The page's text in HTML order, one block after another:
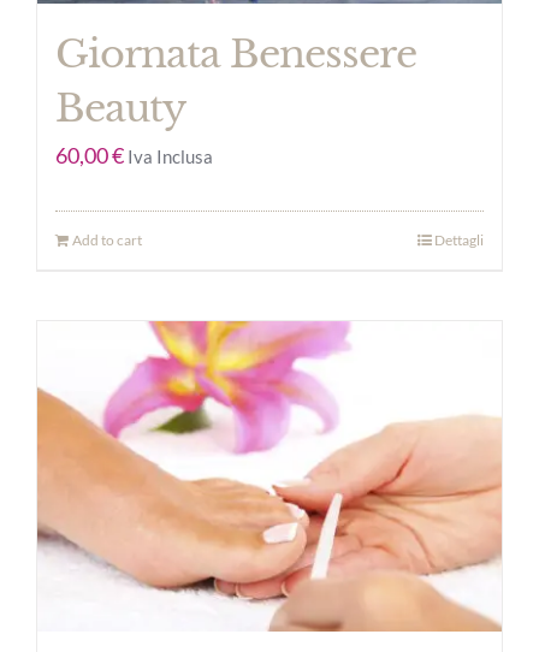
Giornata Benessere
Beauty
60,00€ Iva Inclusa
Add to cart Dettagli